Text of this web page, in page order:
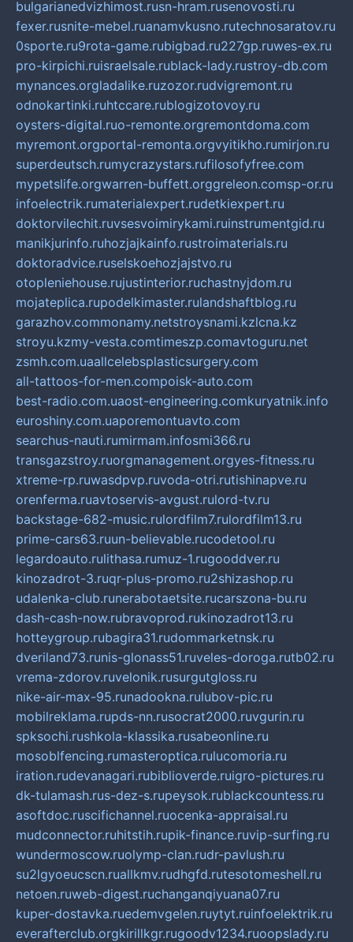
bulgarianedvizhimost.rusn-hram.rusenovosti.ru
fexer.rusnite-mebel.ruanamvkusno.rutechnosaratov.ru
0sporte.ru9rota-game.rubigbad.ru227gp.ruwes-ex.ru
pro-kirpichi.ruisraelsale.rublack-lady.rustroy-db.com
mynances.orgladalike.ruzozor.rudvigremont.ru
odnokartinki.ruhtccare.rublogizotovoy.ru
oysters-digital.ruo-remonte.orgremontdoma.com
myremont.orgportal-remonta.orgvyitikho.rumirjon.ru
superdeutsch.rumycrazystars.rufilosofyfree.com
mypetslife.orgwarren-buffett.orggreleon.comsp-or.ru
infoelectrik.rumaterialexpert.rudetkiexpert.ru
doktorvilechit.ruvsesvoimirykami.ruinstrumentgid.ru
manikjurinfo.ruhozjajkainfo.rustroimaterials.ru
doktoradvice.ruselskoehozjajstvo.ru
otopleniehouse.rujustinterior.ruchastnyjdom.ru
mojateplica.rupodelkimaster.rulandshaftblog.ru
garazhov.commonamy.netstroysnami.kzlcna.kz
stroyu.kzmy-vesta.comtimeszp.comavtoguru.net
zsmh.com.uaallcelebsplasticsurgery.com
all-tattoos-for-men.compoisk-auto.com
best-radio.com.uaost-engineering.comkuryatnik.info
euroshiny.com.uaporemontuavto.com
searchus-nauti.rumirmam.infosmi366.ru
transgazstroy.ruorgmanagement.orgyes-fitness.ru
xtreme-rp.ruwasdpvp.ruvoda-otri.rutishinapve.ru
orenferma.ruavtoservis-avgust.rulord-tv.ru
backstage-682-music.rulordfilm7.rulordfilm13.ru
prime-cars63.ruun-believable.rucodetool.ru
legardoauto.rulithasa.rumuz-1.rugooddver.ru
kinozadrot-3.ruqr-plus-promo.ru2shizashop.ru
udalenka-club.runerabotaetsite.rucarszona-bu.ru
dash-cash-now.rubravoprod.rukinozadrot13.ru
hotteygroup.rubagira31.rudommarketnsk.ru
dveriland73.runis-glonass51.ruveles-doroga.rutb02.ru
vrema-zdorov.ruvelonik.rusurgutgloss.ru
nike-air-max-95.runadookna.rulubov-pic.ru
mobilreklama.rupds-nn.rusocrat2000.ruvgurin.ru
spksochi.rushkola-klassika.rusabeonline.ru
mosoblfencing.rumasteroptica.rulucomoria.ru
iration.rudevanagari.rubiblioverde.ruigro-pictures.ru
dk-tulamash.rus-dez-s.rupeysok.rublackcountess.ru
asoftdoc.ruscifichannel.ruocenka-appraisal.ru
mudconnector.ruhitstih.rupik-finance.ruvip-surfing.ru
wundermoscow.ruolymp-clan.rudr-pavlush.ru
su2lgyoeucscn.ruallkmv.rudhgfd.rutesotomeshell.ru
netoen.ruweb-digest.ruchanganqiyuana07.ru
kuper-dostavka.ruedemvgelen.ruytyt.ruinfoelektrik.ru
everafterclub.orgkirillkgr.rugoodv1234.ruoopslady.ru